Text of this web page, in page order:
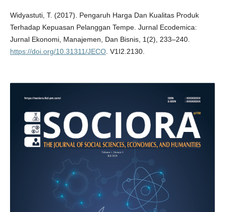
Widyastuti, T. (2017). Pengaruh Harga Dan Kualitas Produk
Terhadap Kepuasan Pelanggan Tempe. Jurnal Ecodemica:
Jurnal Ekonomi, Manajemen, Dan Bisnis, 1(2), 233–240.
https://doi.org/10.31311/JECO. V1I2.2130.